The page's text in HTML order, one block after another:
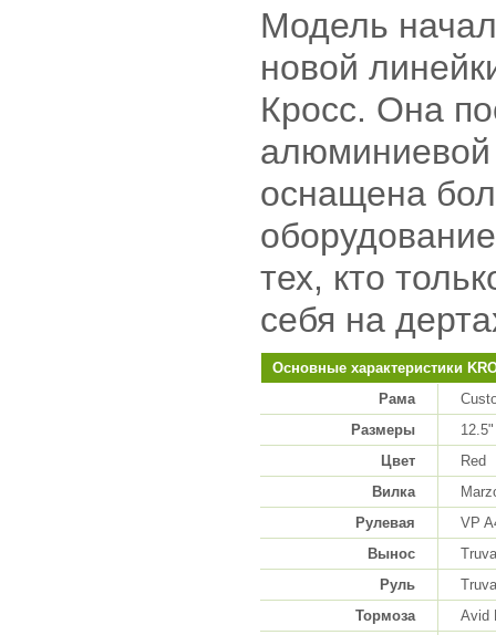
Модель
новой
Кросс. Она
оснащена
тех, кто
себя на
Основные характеристики
Рама
Размеры
12.5"
Цвет
Red
Вилка
Рулевая
VP
Вынос
Руль
Тормоза
Avid